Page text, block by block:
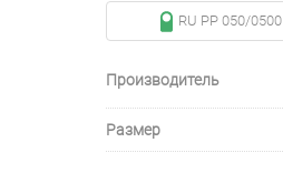
RU PP 050/0500
Производитель
Размер